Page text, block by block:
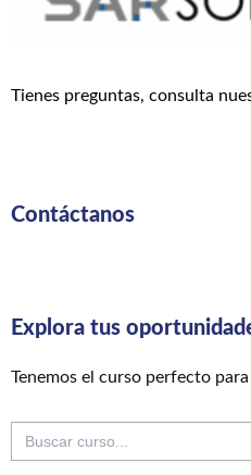
Tienes preguntas, consulta
Contáctanos
Explora tus
Tenemos el curso perfecto
Buscar: